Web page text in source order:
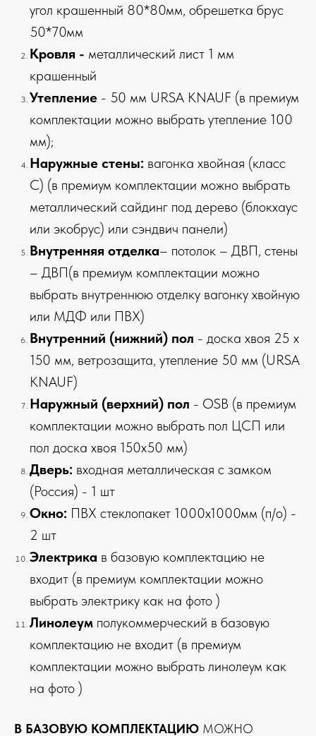
угол крашенный 80*80мм, обрешетка брус
50*70мм
Кровля - металлический лист 1 мм
крашенный
Утепление - 50 мм URSA KNAUF (в премиум
комплектации можно выбрать утепление 100
мм);
Наружные стены: вагонка хвойная (класс
С) (в премиум комплектации можно выбрать
металлический сайдинг под дерево (блокхаус
или экобрус) или сэндвич панели)
Внутренняя отделка– потолок – ДВП, стены
– ДВП(в премиум комплектации можно
выбрать внутреннюю отделку вагонку хвойную
или МДФ или ПВХ)
Внутренний (нижний) пол - доска хвоя 25 х
150 мм, ветрозащита, утепление 50 мм (URSA
KNAUF)
Наружный (верхний) пол - OSB (в премиум
комплектации можно выбрать пол ЦСП или
пол доска хвоя 150х50 мм)
Дверь: входная металлическая с замком
(Россия) - 1 шт
Окно: ПВХ стеклопакет 1000х1000мм (п/о) -
2 шт
Электрика в базовую комплектацию не
входит (в премиум комплектации можно
выбрать электрику как на фото )
Линолеум полукоммерческий в базовую
комплектацию не входит (в премиум
комплектации можно выбрать линолеум как
на фото )
В БАЗОВУЮ КОМПЛЕКТАЦИЮ МОЖНО